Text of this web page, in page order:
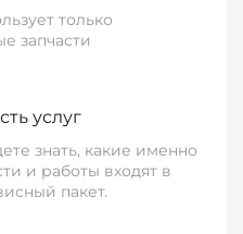
только
запчасти
услуг
знать, какие именно
и работы входят в
пакет.